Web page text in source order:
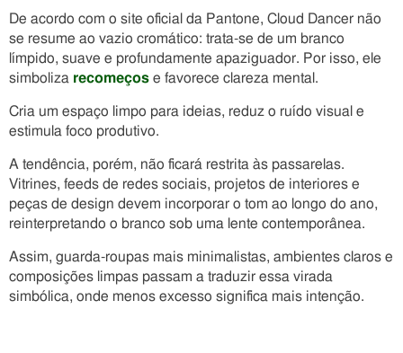
De acordo com o site oficial da Pantone, Cloud Dancer não
se resume ao vazio cromático: trata-se de um branco
límpido, suave e profundamente apaziguador. Por isso, ele
simboliza recomeços e favorece clareza mental.
Cria um espaço limpo para ideias, reduz o ruído visual e
estimula foco produtivo.
A tendência, porém, não ficará restrita às passarelas.
Vitrines, feeds de redes sociais, projetos de interiores e
peças de design devem incorporar o tom ao longo do ano,
reinterpretando o branco sob uma lente contemporânea.
Assim, guarda-roupas mais minimalistas, ambientes claros e
composições limpas passam a traduzir essa virada
simbólica, onde menos excesso significa mais intenção.